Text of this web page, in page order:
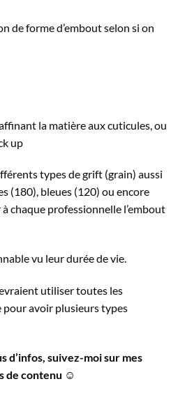
de forme d’embout selon si on
la matière aux cuticules, ou
up
types de grift (grain) aussi
(180), bleues (120) ou encore
chaque professionnelle l’embout
vu leur durée de vie.
utiliser toutes les
pour avoir plusieurs types
d’infos, suivez-moi sur mes
de contenu ☺️